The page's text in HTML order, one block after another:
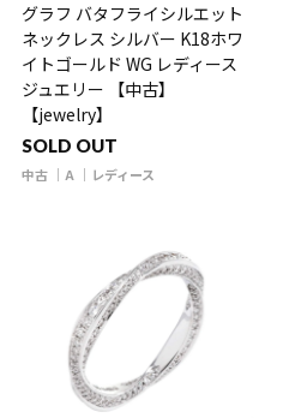
グラフ バタフライシルエット
ネックレス シルバー K18ホワ
イトゴールド WG レディース
ジュエリー 【中古】
【jewelry】
SOLD OUT
中古 A レディース